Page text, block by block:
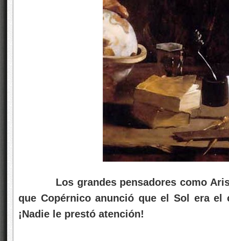
Los grandes pensadores como
que Copérnico anunció que el Sol era
¡Nadie le prestó atención!
La ciencia es intrínsecamente abierta y
días. En verdad, éste será siempre su
del segundo teorema de incompletitud
demuestra que la plena validez de
científico, no puede demostrarse dentro
fuera de su marco con lo cual someterla
definido por una ecuación termodinámica,
onda cuántica o por cualquier otra teoría o